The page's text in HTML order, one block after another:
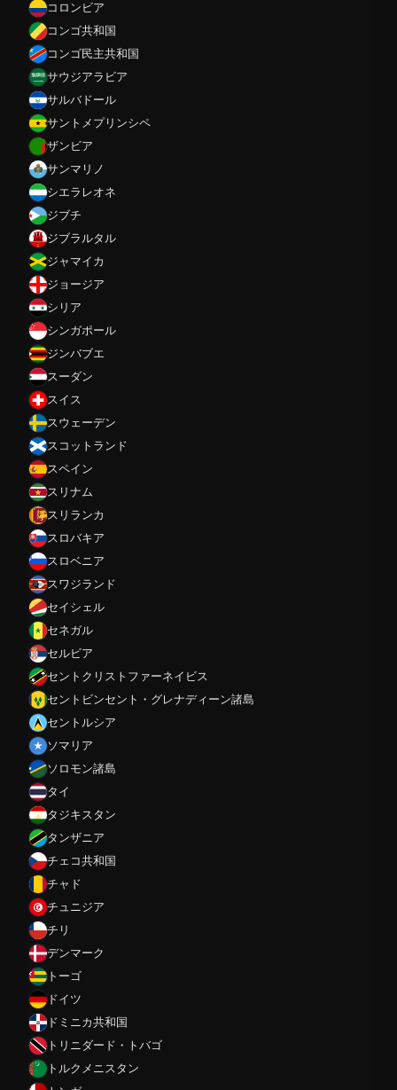
コロンビア
コンゴ共和国
コンゴ民主共和国
サウジアラビア
サルバドール
サントメプリンシペ
ザンビア
サンマリノ
シエラレオネ
ジブチ
ジブラルタル
ジャマイカ
ジョージア
シリア
シンガポール
ジンバブエ
スーダン
スイス
スウェーデン
スコットランド
スペイン
スリナム
スリランカ
スロバキア
スロベニア
スワジランド
セイシェル
セネガル
セルビア
セントクリストファーネイビス
セントビンセント・グレナディーン諸島
セントルシア
ソマリア
ソロモン諸島
タイ
タジキスタン
タンザニア
チェコ共和国
チャド
チュニジア
チリ
デンマーク
トーゴ
ドイツ
ドミニカ共和国
トリニダード・トバゴ
トルクメニスタン